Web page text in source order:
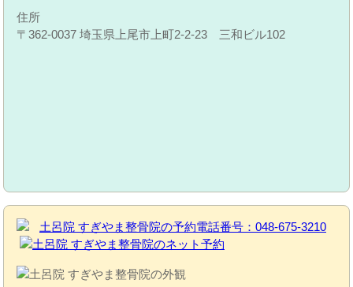
住所
〒362-0037 埼玉県上尾市上町2-2-23 三和ビル102